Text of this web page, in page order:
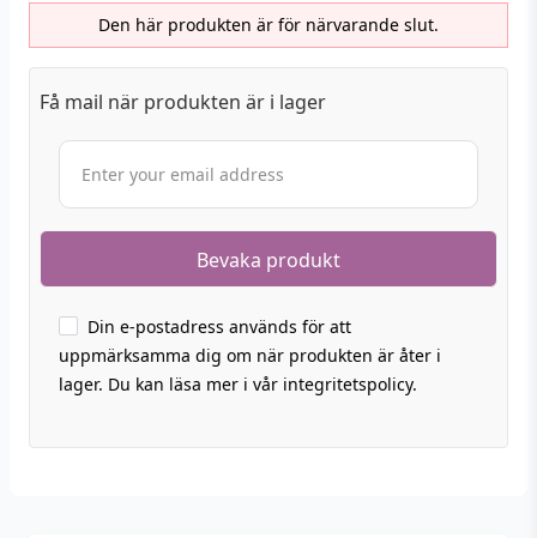
Den här produkten är för närvarande slut.
Få mail när produkten är i lager
Din e-postadress används för att
uppmärksamma dig om när produkten är åter i
lager. Du kan läsa mer i vår integritetspolicy.